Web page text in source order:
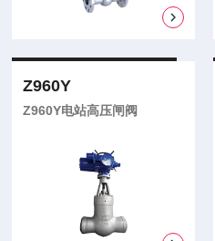
Z960Y
Z960Y电站高压闸阀